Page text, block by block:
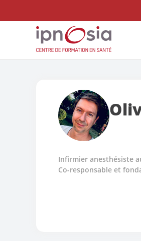
Infirmier anesthésiste
Co-responsable et